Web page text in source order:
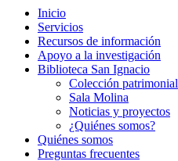
Inicio
Servicios
Recursos de información
Apoyo a la investigación
Biblioteca San Ignacio
Colección patrimonial
Sala Molina
Noticias y proyectos
¿Quiénes somos?
Quiénes somos
Preguntas frecuentes